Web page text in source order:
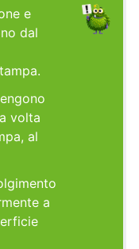
e
dal
volta
al
a